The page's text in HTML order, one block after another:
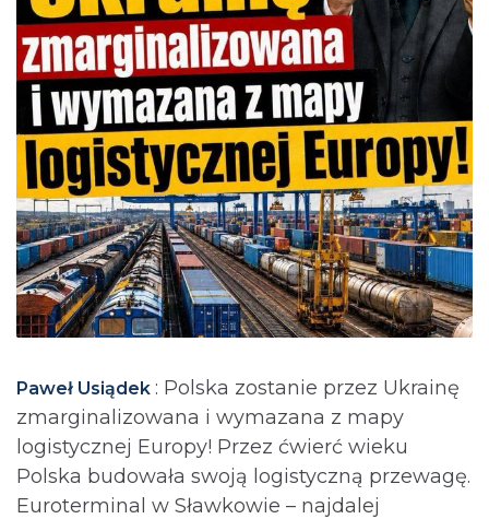
Paweł Usiądek : Polska zostanie przez Ukrainę
zmarginalizowana i wymazana z mapy
logistycznej Europy! Przez ćwierć wieku
Polska budowała swoją logistyczną przewagę.
Euroterminal w Sławkowie – najdalej